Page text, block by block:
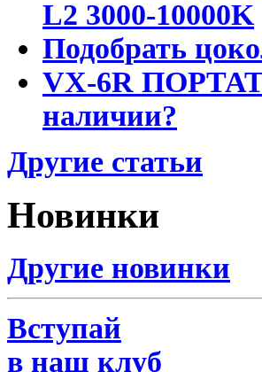
L2 3000-10000K
Подобрать
VX-6R
наличии?
Другие статьи
Новинки
Другие новинки
Вступай
в наш клуб